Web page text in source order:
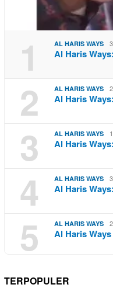
1 AL HARIS WAYS
Al Haris
2 AL HARIS WAYS
Al Haris
3 AL HARIS WAYS
Al Haris
4 AL HARIS WAYS
Al Haris
5 AL HARIS WAYS
Al Haris
TERPOPULER